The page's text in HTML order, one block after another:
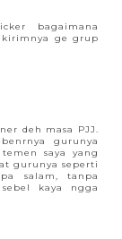
bagaimana
kirimnya ge grup
deh masa PJJ.
gurunya
saya yang
gurunya seperti
salam, tanpa
kaya ngga